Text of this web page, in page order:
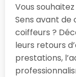
Vous
Sens avant de
coiffeurs ?
leurs retours
prestations,